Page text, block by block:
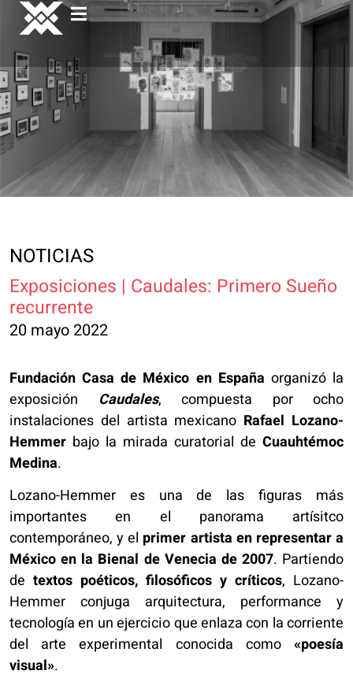
NOTICIAS
Exposiciones | Caudales: Primero Sueño
recurrente
20 mayo 2022
Fundación Casa de México en España organizó la
exposición Caudales, compuesta por ocho
instalaciones del artista mexicano Rafael Lozano-
Hemmer bajo la mirada curatorial de Cuauhtémoc
Medina.
Lozano-Hemmer es una de las figuras más
importantes en el panorama artísitco
contemporáneo, y el primer artista en representar a
México en la Bienal de Venecia de 2007. Partiendo
de textos poéticos, filosóficos y críticos, Lozano-
Hemmer conjuga arquitectura, performance y
tecnología en un ejercicio que enlaza con la corriente
del arte experimental conocida como «poesía
visual».